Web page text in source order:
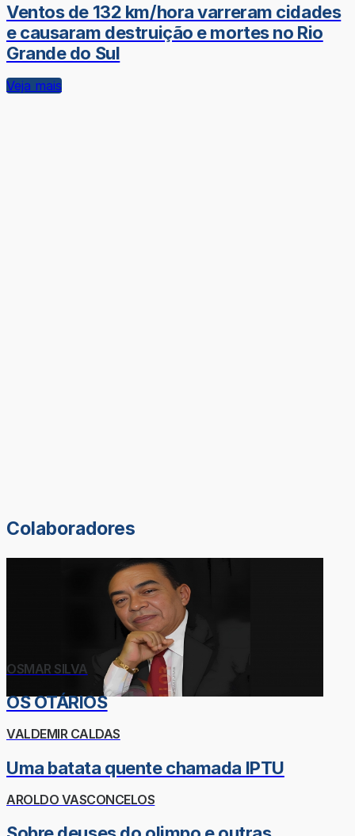
Ventos de 132 km/hora varreram cidades
e causaram destruição e mortes no Rio
Grande do Sul
Veja mais
Colaboradores
OSMAR SILVA
OS OTÁRIOS
VALDEMIR CALDAS
Uma batata quente chamada IPTU
AROLDO VASCONCELOS